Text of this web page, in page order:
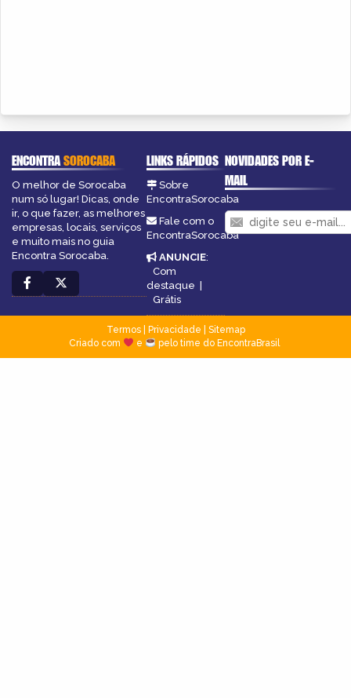
ENCONTRASOROCABA
O melhor de Sorocaba
num só lugar! Dicas, onde
ir, o que fazer, as melhores
empresas, locais, serviços
e muito mais no guia
Encontra Sorocaba.
LINKS RÁPIDOS
Sobre
EncontraSorocaba
Fale com o
EncontraSorocaba
ANUNCIE:
Com
destaque |
Grátis
NOVIDADES POR E-
MAIL
Termos| Privacidade
Sitemap
Criado com
e pelo time do EncontraBrasil